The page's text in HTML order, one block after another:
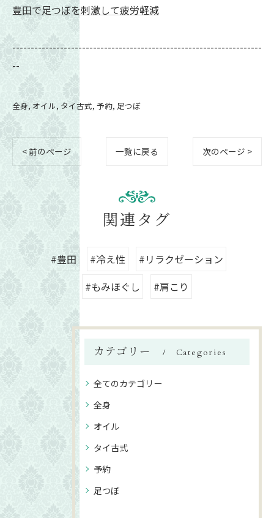
豊田で足つぼを刺激して疲労軽減
--------------------------------------------------------------------
--
全身 オイル タイ古式 予約 足つぼ
< 前のページ 一覧に戻る 次のページ >
関連タグ
#豊田 #冷え性
#リラクゼーション
#もみほぐし
#肩こり
カテゴリー Categories
全てのカテゴリー
全身
オイル
タイ古式
予約
足つぼ